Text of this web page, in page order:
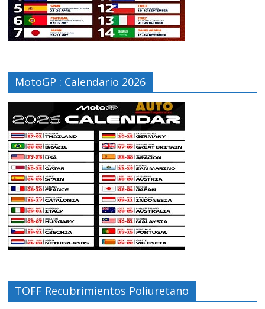
MotoGP : Calendario 2026
TOFF Recubrimientos Poliuretano